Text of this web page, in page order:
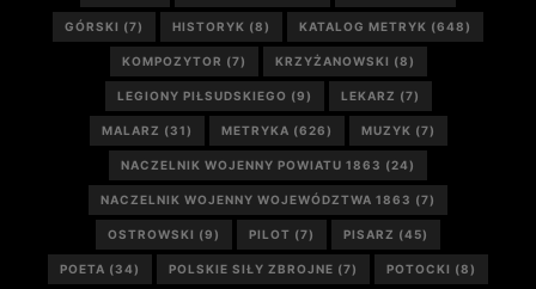
GÓRSKI (7) HISTORYK (8) KATALOG METRYK (648)
KOMPOZYTOR (7) KRZYŻANOWSKI (8)
LEGIONY PIŁSUDSKIEGO (9) LEKARZ (7)
MALARZ (31) METRYKA (626) MUZYK (7)
NACZELNIK WOJENNY POWIATU 1863 (24)
NACZELNIK WOJENNY WOJEWÓDZTWA 1863 (7)
OSTROWSKI (9) PILOT (7) PISARZ (45)
POETA (34) POLSKIE SIŁY ZBROJNE (7) POTOCKI (8)